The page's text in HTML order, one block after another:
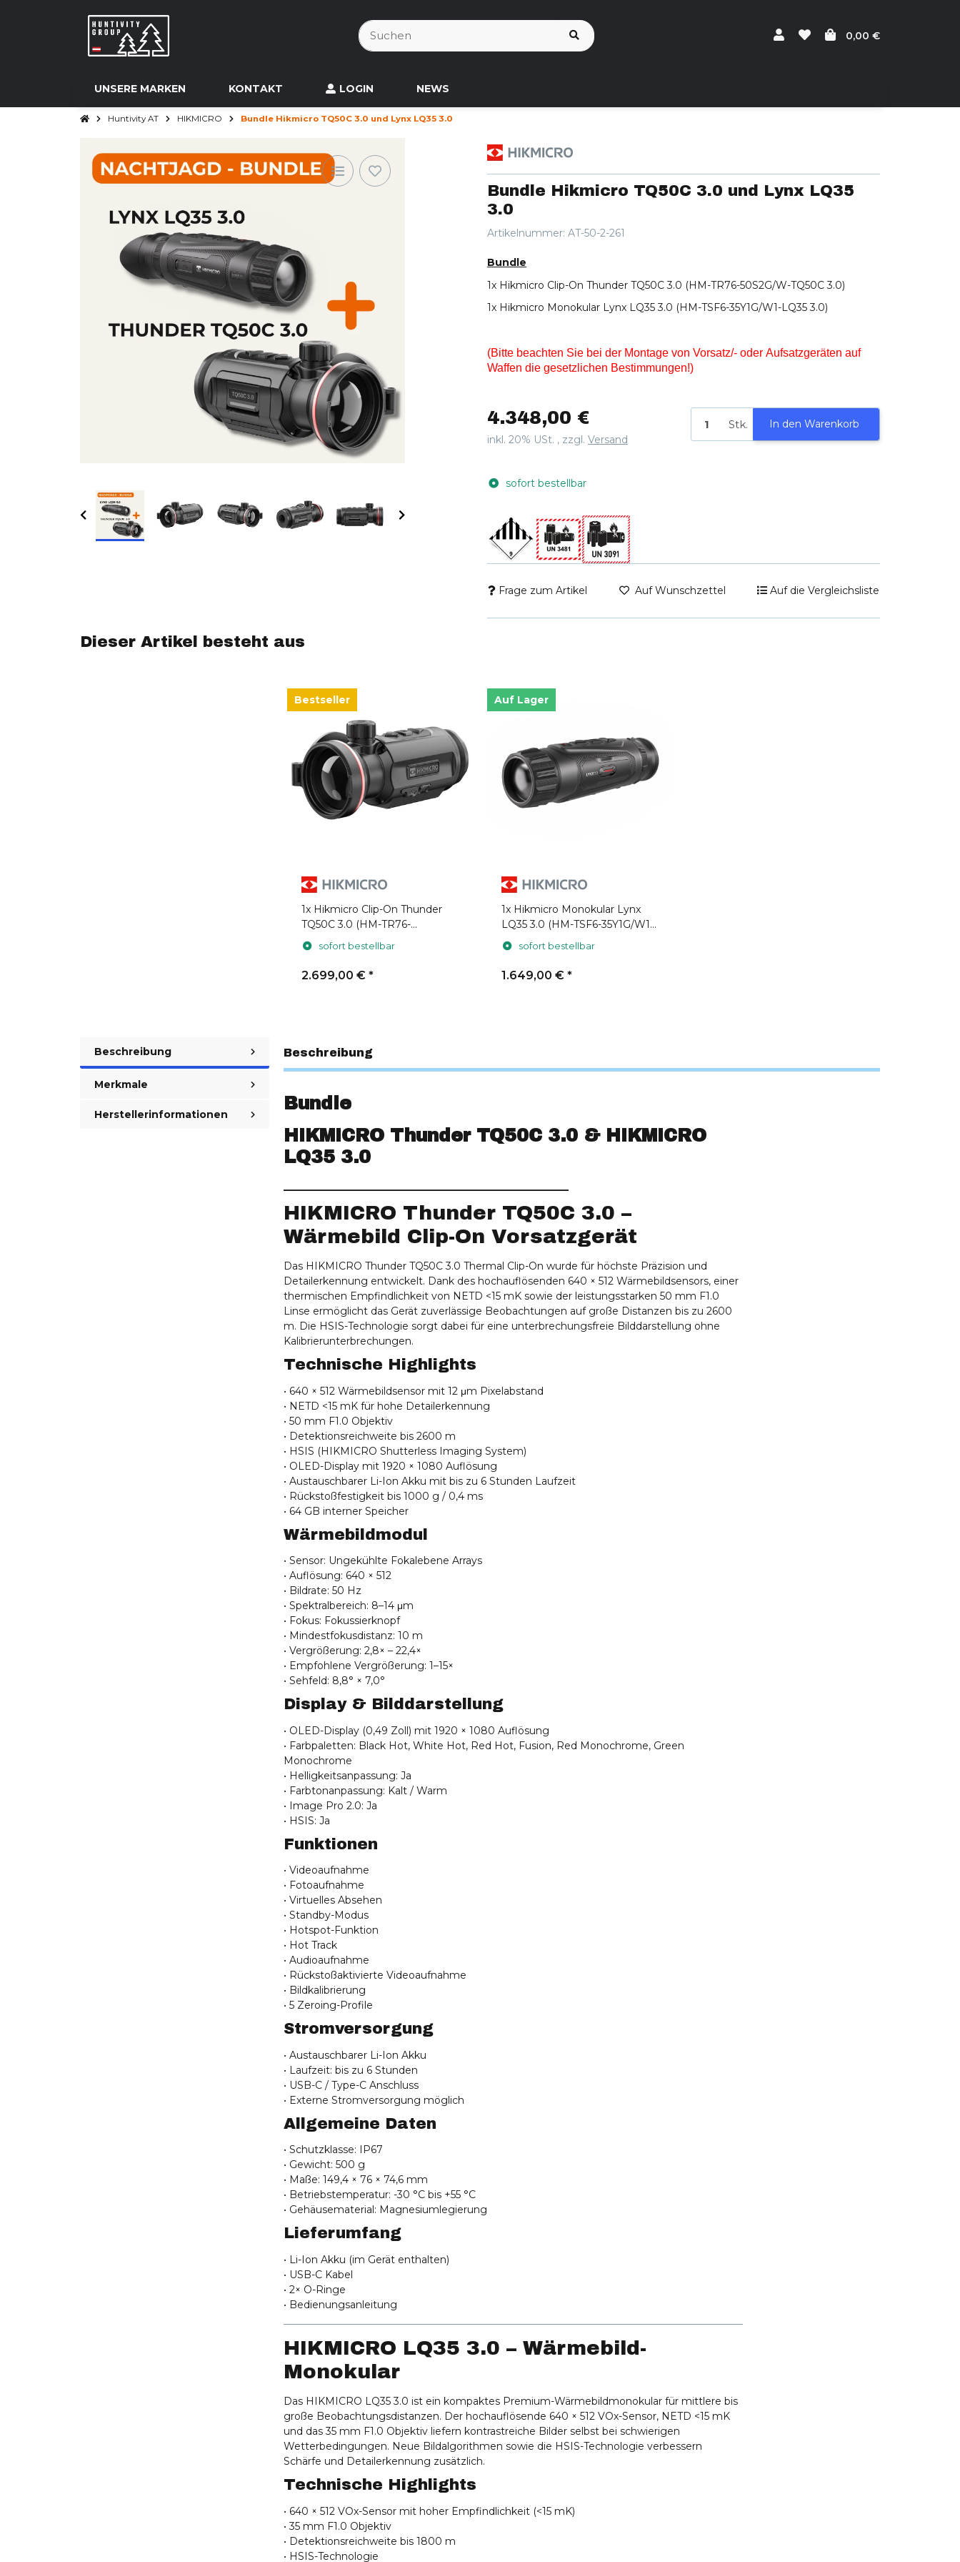
0,00 €
UNSERE MARKEN KONTAKT LOGIN NEWS
Huntivity AT HIKMICRO Bundle Hikmicro TQ50C 3.0 und Lynx LQ35 3.0
Bundle Hikmicro TQ50C 3.0 und Lynx LQ35
3.0
Artikelnummer: AT-50-2-261
Bundle
1x Hikmicro Clip-On Thunder TQ50C 3.0 (HM-TR76-50S2G/W-TQ50C 3.0)
1x Hikmicro Monokular Lynx LQ35 3.0 (HM-TSF6-35Y1G/W1-LQ35 3.0)
(Bitte beachten Sie bei der Montage von Vorsatz/- oder Aufsatzgeräten auf
Waffen die gesetzlichen Bestimmungen!)
4.348,00 €
inkl. 20% USt. , zzgl. Versand
sofort bestellbar
Stk. In den Warenkorb
Frage zum Artikel Auf Wunschzettel Auf die Vergleichsliste
Dieser Artikel besteht aus
Bestseller
1x Hikmicro Clip-On Thunder
TQ50C 3.0 (HM-TR76-
50S2G/W-TQ50C 3.0)
sofort bestellbar
2.699,00 € *
Auf Lager
1x Hikmicro Monokular Lynx
LQ35 3.0 (HM-TSF6-35Y1G/W1-
LQ35 3.0)
sofort bestellbar
1.649,00 € *
Beschreibung
Merkmale
Herstellerinformationen
Beschreibung
Bundle
HIKMICRO Thunder TQ50C 3.0 & HIKMICRO
LQ35 3.0
_________________________________________________________
HIKMICRO Thunder TQ50C 3.0 –
Wärmebild Clip-On Vorsatzgerät
Das HIKMICRO Thunder TQ50C 3.0 Thermal Clip-On wurde für höchste Präzision und
Detailerkennung entwickelt. Dank des hochauflösenden 640 × 512 Wärmebildsensors, einer
thermischen Empfindlichkeit von NETD <15 mK sowie der leistungsstarken 50 mm F1.0
Linse ermöglicht das Gerät zuverlässige Beobachtungen auf große Distanzen bis zu 2600
m. Die HSIS-Technologie sorgt dabei für eine unterbrechungsfreie Bilddarstellung ohne
Kalibrierunterbrechungen.
Technische Highlights
• 640 × 512 Wärmebildsensor mit 12 μm Pixelabstand
• NETD <15 mK für hohe Detailerkennung
• 50 mm F1.0 Objektiv
• Detektionsreichweite bis 2600 m
• HSIS (HIKMICRO Shutterless Imaging System)
• OLED-Display mit 1920 × 1080 Auflösung
• Austauschbarer Li-Ion Akku mit bis zu 6 Stunden Laufzeit
• Rückstoßfestigkeit bis 1000 g / 0,4 ms
• 64 GB interner Speicher
Wärmebildmodul
• Sensor: Ungekühlte Fokalebene Arrays
• Auflösung: 640 × 512
• Bildrate: 50 Hz
• Spektralbereich: 8–14 μm
• Fokus: Fokussierknopf
• Mindestfokusdistanz: 10 m
• Vergrößerung: 2,8× – 22,4×
• Empfohlene Vergrößerung: 1–15×
• Sehfeld: 8,8° × 7,0°
Display & Bilddarstellung
• OLED-Display (0,49 Zoll) mit 1920 × 1080 Auflösung
• Farbpaletten: Black Hot, White Hot, Red Hot, Fusion, Red Monochrome, Green
Monochrome
• Helligkeitsanpassung: Ja
• Farbtonanpassung: Kalt / Warm
• Image Pro 2.0: Ja
• HSIS: Ja
Funktionen
• Videoaufnahme
• Fotoaufnahme
• Virtuelles Absehen
• Standby-Modus
• Hotspot-Funktion
• Hot Track
• Audioaufnahme
• Rückstoßaktivierte Videoaufnahme
• Bildkalibrierung
• 5 Zeroing-Profile
Stromversorgung
• Austauschbarer Li-Ion Akku
• Laufzeit: bis zu 6 Stunden
• USB-C / Type-C Anschluss
• Externe Stromversorgung möglich
Allgemeine Daten
• Schutzklasse: IP67
• Gewicht: 500 g
• Maße: 149,4 × 76 × 74,6 mm
• Betriebstemperatur: -30 °C bis +55 °C
• Gehäusematerial: Magnesiumlegierung
Lieferumfang
• Li-Ion Akku (im Gerät enthalten)
• USB-C Kabel
• 2× O-Ringe
• Bedienungsanleitung
HIKMICRO LQ35 3.0 – Wärmebild-
Monokular
Das HIKMICRO LQ35 3.0 ist ein kompaktes Premium-Wärmebildmonokular für mittlere bis
große Beobachtungsdistanzen. Der hochauflösende 640 × 512 VOx-Sensor, NETD <15 mK
und das 35 mm F1.0 Objektiv liefern kontrastreiche Bilder selbst bei schwierigen
Wetterbedingungen. Neue Bildalgorithmen sowie die HSIS-Technologie verbessern
Schärfe und Detailerkennung zusätzlich.
Technische Highlights
• 640 × 512 VOx-Sensor mit hoher Empfindlichkeit (<15 mK)
• 35 mm F1.0 Objektiv
• Detektionsreichweite bis 1800 m
• HSIS-Technologie